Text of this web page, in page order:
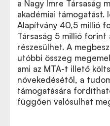
a Nagy Imre Társaság
akadémiai támogatást.
Alapítvány 40,5 millió
Társaság 5 millió forint
részesülhet. A
utóbbi összeg
ami az MTA-t illető
növekedésétől, a
támogatására
függően valósulhat